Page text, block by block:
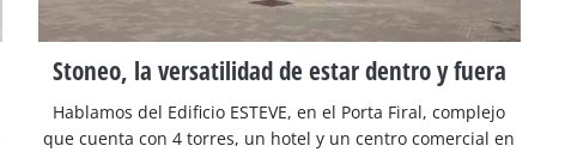
Stoneo, la versatilidad de estar dentro y fuera
Hablamos del Edificio ESTEVE, en el Porta Firal, complejo
que cuenta con 4 torres, un hotel y un centro comercial en